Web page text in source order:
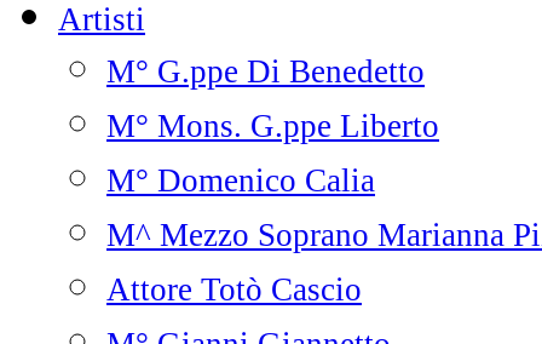
Artisti
M° G.ppe Di Benedetto
M° Mons. G.ppe Liberto
M° Domenico Calia
M^ Mezzo Soprano Marianna
Attore Totò Cascio